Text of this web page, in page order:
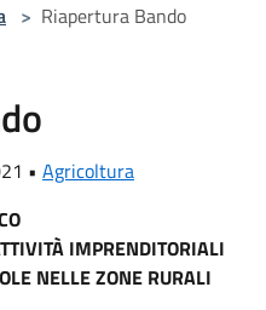
> Riapertura Bando
• Agricoltura
IMPRENDITORIALI
NELLE ZONE RURALI